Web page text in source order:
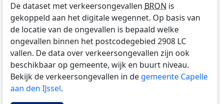
De dataset met verkeersongevallen BRON is
gekoppeld aan het digitale wegennet. Op basis van
de locatie van de ongevallen is bepaald welke
ongevallen binnen het postcodegebied 2908 LC
vallen. De data over verkeersongevallen zijn ook
beschikbaar op gemeente, wijk en buurt niveau.
Bekijk de verkeersongevallen in de gemeente Capelle
aan den IJssel.